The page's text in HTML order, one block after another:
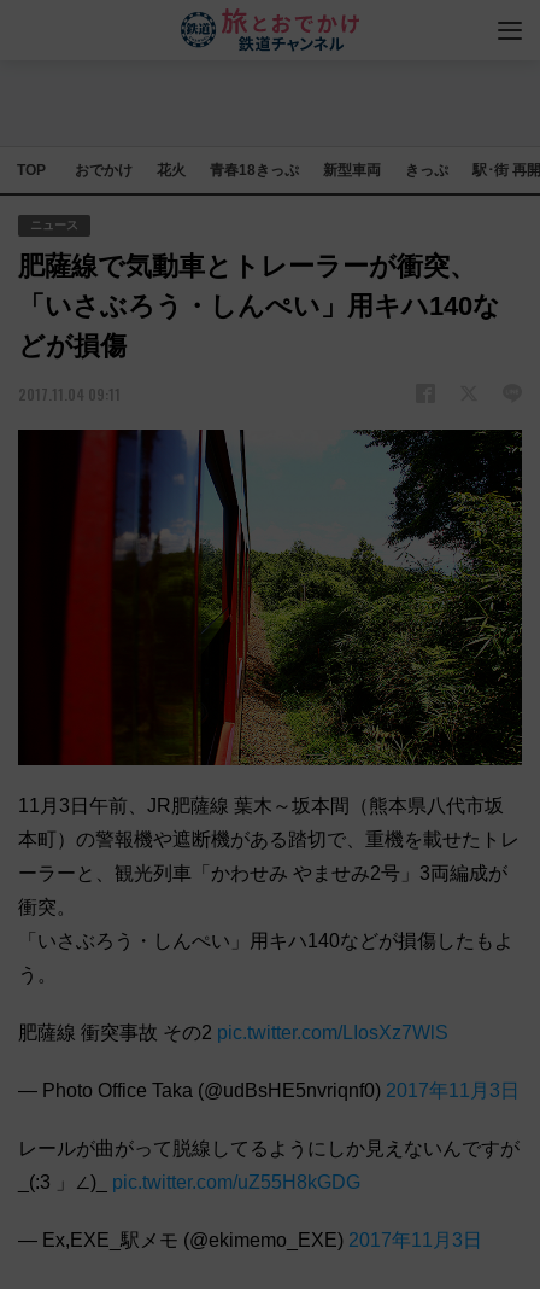
TOP おでかけ 花火 青春18きっぷ 新型車両 きっぷ 駅･街 再
ニュース
肥薩線で気動車とトレーラーが衝突、
「いさぶろう・しんぺい」用キハ140な
どが損傷
2017.11.04 09:11
11月3日午前、JR肥薩線 葉木～坂本間（熊本県八代市坂
本町）の警報機や遮断機がある踏切で、重機を載せたトレ
ーラーと、観光列車「かわせみ やませみ2号」3両編成が
衝突。
「いさぶろう・しんぺい」用キハ140などが損傷したもよ
う。
肥薩線 衝突事故 その2 pic.twitter.com/LIosXz7WlS
— Photo Office Taka (@udBsHE5nvriqnf0) 2017年11月3日
レールが曲がって脱線してるようにしか見えないんですが
_(:3 」∠)_ pic.twitter.com/uZ55H8kGDG
— Ex,EXE_駅メモ (@ekimemo_EXE) 2017年11月3日